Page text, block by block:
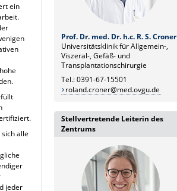
ein
alle
jeder
Prof. Dr. med. Dr. h.c. R. S. Croner
Universitätsklinik für Allgemein-,
Viszeral-, Gefäß- und
Transplantationschirurgie
Tel.: 0391-67-15501
roland.croner@med.ovgu.de
Stellvertretende Leiterin des
Zentrums